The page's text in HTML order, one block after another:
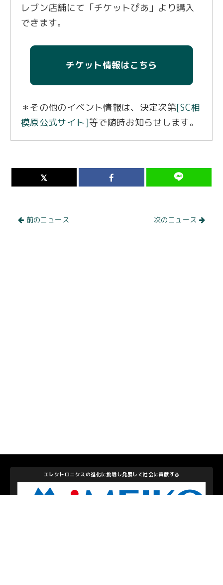
レブン店舗にて「チケットぴあ」より購入
できます。
チケット情報はこちら
＊その他のイベント情報は、決定次第[SC相
模原公式サイト]等で随時お知らせします。
前のニュース 次のニュース
エレクトロニクスの進化に挑戦し発展して社会に貢献する